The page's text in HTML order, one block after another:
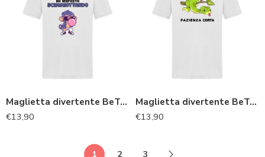
Maglietta divertente BeTee “Scimmia”
€13,90
Maglietta divertente BeTee “Serpente”
€13,90
1 2 3